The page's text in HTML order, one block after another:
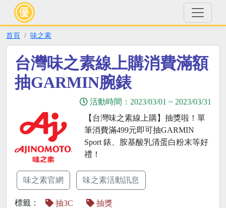
首頁 味之素
台灣味之素線上購消費滿額
抽GARMIN腕錶
活動時間： 2023/03/01 ~ 2023/03/31
【台灣味之素線上購】抽獎啦！單
筆消費滿499元即可抽GARMIN
Sport 錶、胺基酸乳清蛋白粉末等好
禮！
味之素官網 味之素活動訊息
標籤： 抽3C 抽獎